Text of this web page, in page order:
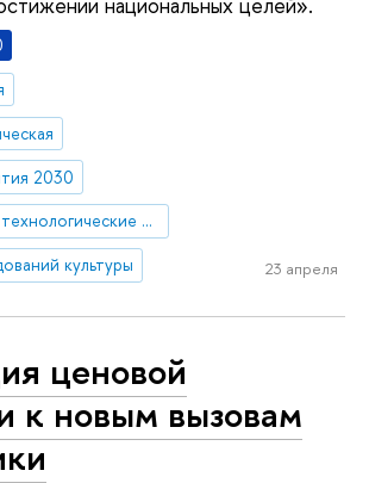
2030
Стратегические технологические проекты
культуры
23 апреля
ценовой
к новым вызовам